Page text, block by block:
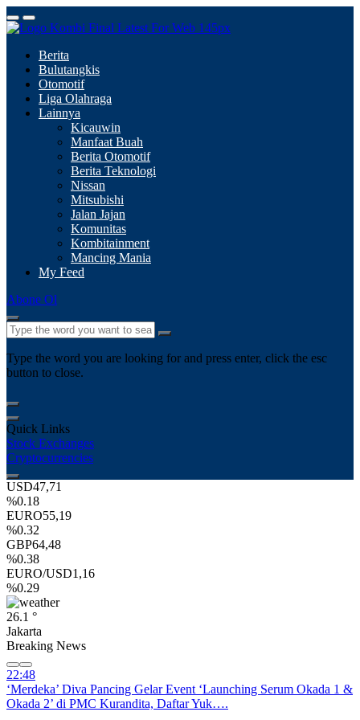
Berita
Bulutangkis
Otomotif
Liga Olahraga
Lainnya
Kicauwin
Manfaat Buah
Berita Otomotif
Berita Teknologi
Nissan
Mitsubishi
Jalan Jajan
Komunitas
Kombitainment
Mancing Mania
My Feed
Abone Ol
Type the word you are looking for and press enter, click the esc
button to close.
Quick Links
Stock Exchanges
Cryptocurrencies
USD47,71
%0.18
EURO55,19
%0.32
GBP64,48
%0.38
EURO/USD1,16
%0.29
26.1 °
Jakarta
Breaking News
22:48
‘Merdeka’ Diva Pancing Gelar Event ‘Launching Serum Okada 1 &
Okada 2’ di PMC Kurandita, Daftar Yuk….